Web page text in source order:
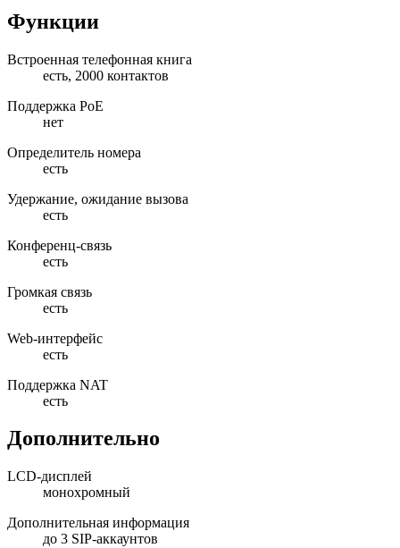
Функции
Встроенная телефонная книга
есть, 2000 контактов
Поддержка PoE
нет
Определитель номера
есть
Удержание, ожидание вызова
есть
Конференц-связь
есть
Громкая связь
есть
Web-интерфейс
есть
Поддержка NAT
есть
Дополнительно
LCD-дисплей
монохромный
Дополнительная информация
до 3 SIP-аккаунтов